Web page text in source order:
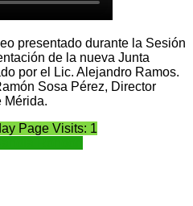
presentado durante la Sesión
de la nueva Junta
por el Lic. Alejandro Ramos.
Sosa Pérez, Director
Mérida.
Page Visits: 1